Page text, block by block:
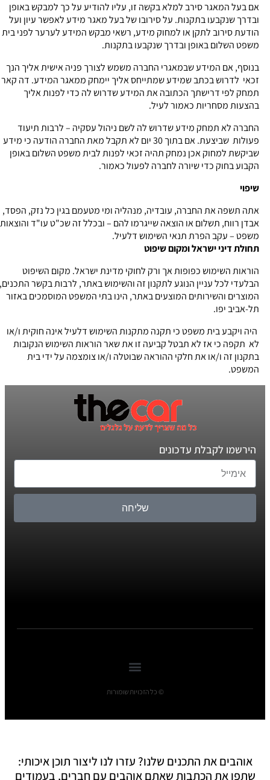
אם בעל המאגר סירב למלא בקשה זו, עליו להודיע על כך למבקש באופן
ובדרך שנקבעו בתקנות. על סירובו של בעל מאגר מידע לאפשר עיון ועל
הודעת סירוב לתקן או למחוק מידע, רשאי מבקש המידע לערער לפני בית
משפט השלום באופן ובדרך שנקבעו בתקנות.
בנוסף, אם המידע שבמאגרי החברה משמש לצורך פניה אישית אליך הנך
זכאי לדרוש בכתב שמידע שמתייחס אליך יימחק ממאגר המידע. דה קאר
תמחק לפי דרישתך הכתובה את המידע שדרוש לה כדי לפנות אליך
בהצעות מסחריות כאמור לעיל.
החברה לא תמחק מידע שדרוש לה לשם ניהול עסקיה – לרבות תיעוד
פעולות שביצעת. אם בתוך 30 יום לא תקבל מאת החברה הודעה כי מידע
שביקשת למחוק אכן נמחק תהיה זכאי לפנות לבית משפט השלום באופן
הקבוע בחוק כדי שיורה לחברה לפעול כאמור.
שיפוי
אתה תשפה את החברה, עובדיה, מנהליה ומי מטעמם בגין כל נזק, הפסד,
אבדן רווח, תשלום או הוצאה שייגרמו להם – ובכלל זה שכ"ט עו"ד והוצאות
משפט – עקב הפרת תנאי השימוש דלעיל.
תחולת דיני ישראל ומקום שיפוט
הוראות השימוש כפופות אך ורק לחוקי מדינת ישראל. מקום השיפוט
הבלעדי לכל עניין הנוגע לתקנון זה והשימוש באתר, לרבות בקשר התכנים,
המוצרים והשירותים המוצעים באתר, הינו בתי המשפט המוסמכים באזור
תל-אביב יפו.
היה ויקבע בית משפט כי תקנה מתקנות השימוש דלעיל אינה חוקית ו/או
לא תקפה כי אז לא תבטל קביעה זו את שאר הוראות השימוש הנקובות
בתקנון זה ו/או את חלקי ההוראה שבוטלה ו/או צומצמה על ידי בית
המשפט.
הירשמו לקבלת עדכונים
שליחה
© כל הזכויות שומורות
אוהבים את התכנים שלנו? עזרו לנו ליצור תוכן איכותי:
שתפו את הכתבות שאתם אוהבים עם חברים, בעמודים